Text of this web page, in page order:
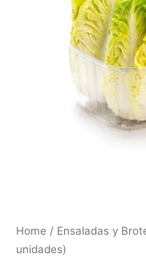
Home / Ensaladas y
unidades)